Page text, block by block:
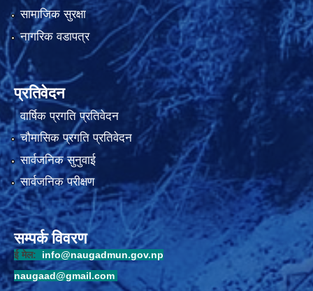
सामाजिक सुरक्षा
नागरिक वडापत्र
प्रतिवेदन
वार्षिक प्रगति प्रतिवेदन
चौमासिक प्रगति प्रतिवेदन
सार्वजनिक सुनुवाई
सार्वजनिक परीक्षण
सम्पर्क विवरण
ई मेल: info@naugadmun.gov.np
naugaad@gmail.com